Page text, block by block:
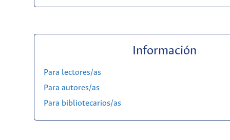
Información
Para lectores/as
Para autores/as
Para bibliotecarios/as